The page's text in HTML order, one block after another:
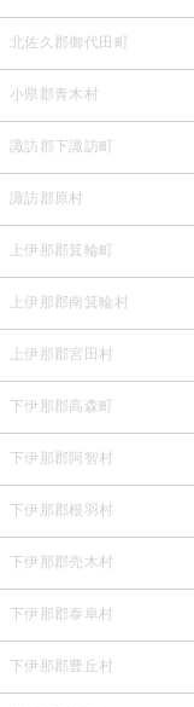
北佐久郡御代田町
小県郡青木村
諏訪郡下諏訪町
諏訪郡原村
上伊那郡箕輪町
上伊那郡南箕輪村
上伊那郡宮田村
下伊那郡高森町
下伊那郡阿智村
下伊那郡根羽村
下伊那郡売木村
下伊那郡泰阜村
下伊那郡豊丘村